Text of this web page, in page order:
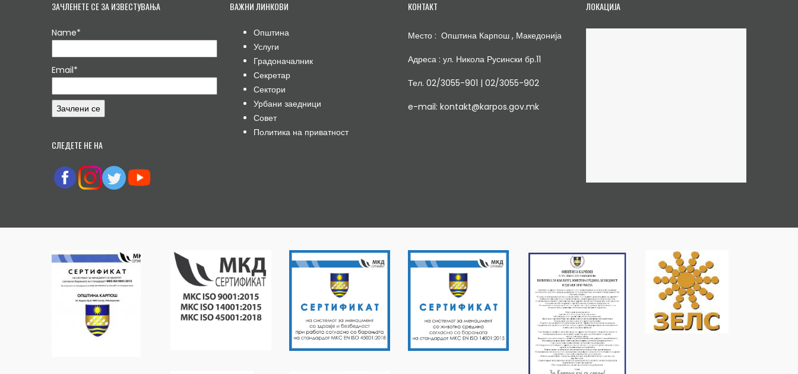
ЗАЧЛЕНЕТЕ СЕ ЗА ИЗВЕСТУВАЊА
Name*
Email*
СЛЕДЕТЕ НЕ НА
ВАЖНИ ЛИНКОВИ
Општина
Услуги
Градоначалник
Секретар
Сектори
Урбани заедници
Совет
Политика на приватност
КОНТАКТ
Место : Општина Карпош , Македонија
Адреса : ул. Никола Русински бр.11
Тел. 02/3055-901 | 02/3055-902
e-mail: kontakt@karpos.gov.mk
ЛОКАЦИЈА